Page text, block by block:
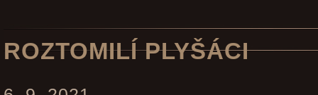
ROZTOMILÍ PLYŠÁCI